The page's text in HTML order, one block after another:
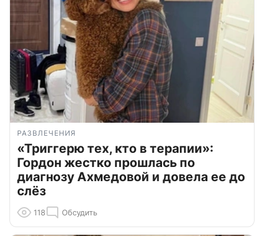
РАЗВЛЕЧЕНИЯ
«Триггерю тех, кто в терапии»:
Гордон жестко прошлась по
диагнозу Ахмедовой и довела ее до
слёз
118 Обсудить